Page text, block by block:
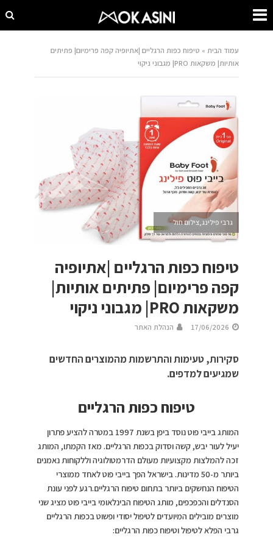
עמוד הבית » טיפוח כפות הרגליים |אתיופיה קפה פרימיום| פתיתים
אותיות| משקאות PRO| מגבוני ניקוי
גרבי פילינג,צילום חול
טיפוח כפות הרגליים |אתיופיה
קפה פרימיום| פתיתים אותיות|
משקאות PRO| מגבוני ניקוי
17/06/2026 הנהלת האתר
סקירות, טעימות והתרשמות מהמוצרים החדשים
שמגיעים למדפים.
טיפוח כפות הרגליים
המותג בייבי פוט נוסד ביפן בשנת 1997 במטרה להציע פתרון
יעיל לעור יבש, קשה וסדוק בכפות הרגליים. מאז הקמתו, המותג
זכה להמלצות מקצועיות מעולם הדרמטולוגיה וללקוחות נאמנים
ביותר מ-50 מדינות. בישראל הפך בייבי פוט לאחד ממוצרי
הטיפוח הנחשקים ביותר בתחום טיפוח הרגליים.רגע לפני עונת
הסנדלים והכפכפים, מותג הטיפוח הבינלאומי בייבי פוט מציג שני
מוצרים מובילים המיועדים לטיפול יסודי ופשוט בכפות הרגליים
גרבי הפלא לטיפול וטיפוח כפות הרגליים: